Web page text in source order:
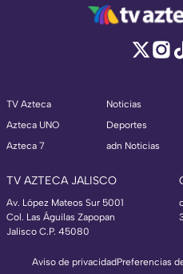
TV Azteca
Azteca UNO
Azteca 7
Noticias
Deportes
adn Noticias
TV AZTECA JALISCO
Av. López Mateos Sur 5001
Col. Las Águilas Zapopan
Jalisco C.P. 45080
Aviso de privacidadPreferencias